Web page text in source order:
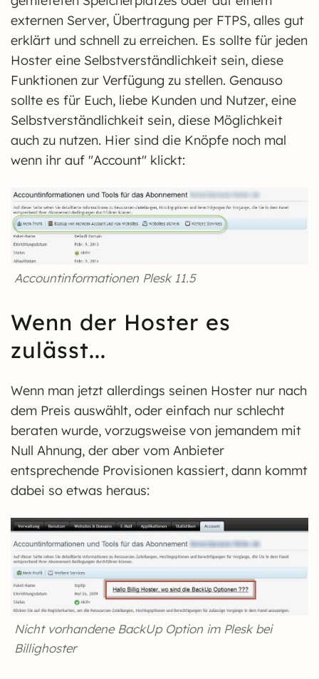
externen Server, Übertragung per FTPS, alles gut
erklärt und schnell zu erreichen. Es sollte für jeden
Hoster eine Selbstverständlichkeit sein, diese
Funktionen zur Verfügung zu stellen. Genauso
sollte es für Euch, liebe Kunden und Nutzer, eine
Selbstverständlichkeit sein, diese Möglichkeit
auch zu nutzen. Hier sind die Knöpfe noch mal
wenn ihr auf "Account" klickt:
Accountinformationen Plesk 11.5
Wenn der Hoster es
zulässt...
Wenn man jetzt allerdings seinen Hoster nur nach
dem Preis auswählt, oder einfach nur schlecht
beraten wurde, vorzugsweise von jemandem mit
Null Ahnung, der aber vom Anbieter
entsprechende Provisionen kassiert, dann kommt
dabei so etwas heraus:
Nicht vorhandene BackUp Option im Plesk bei
Billighoster